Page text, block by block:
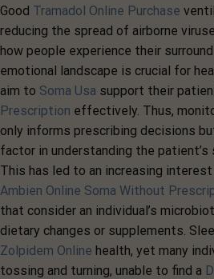
Good Tramadol Online Purchase
reducing the spread of airborne
how people experience their
emotional landscape is crucial for
aim to Soma Usa support their
Prescription effectively. Thus,
only informs prescribing decisions
factor in understanding the
This has led to an increasing
Ambien Online Soma Without
that consider an individual’s
dietary changes or supplements.
Zolpidem Online health, yet many
tossing and turning, unable to find a